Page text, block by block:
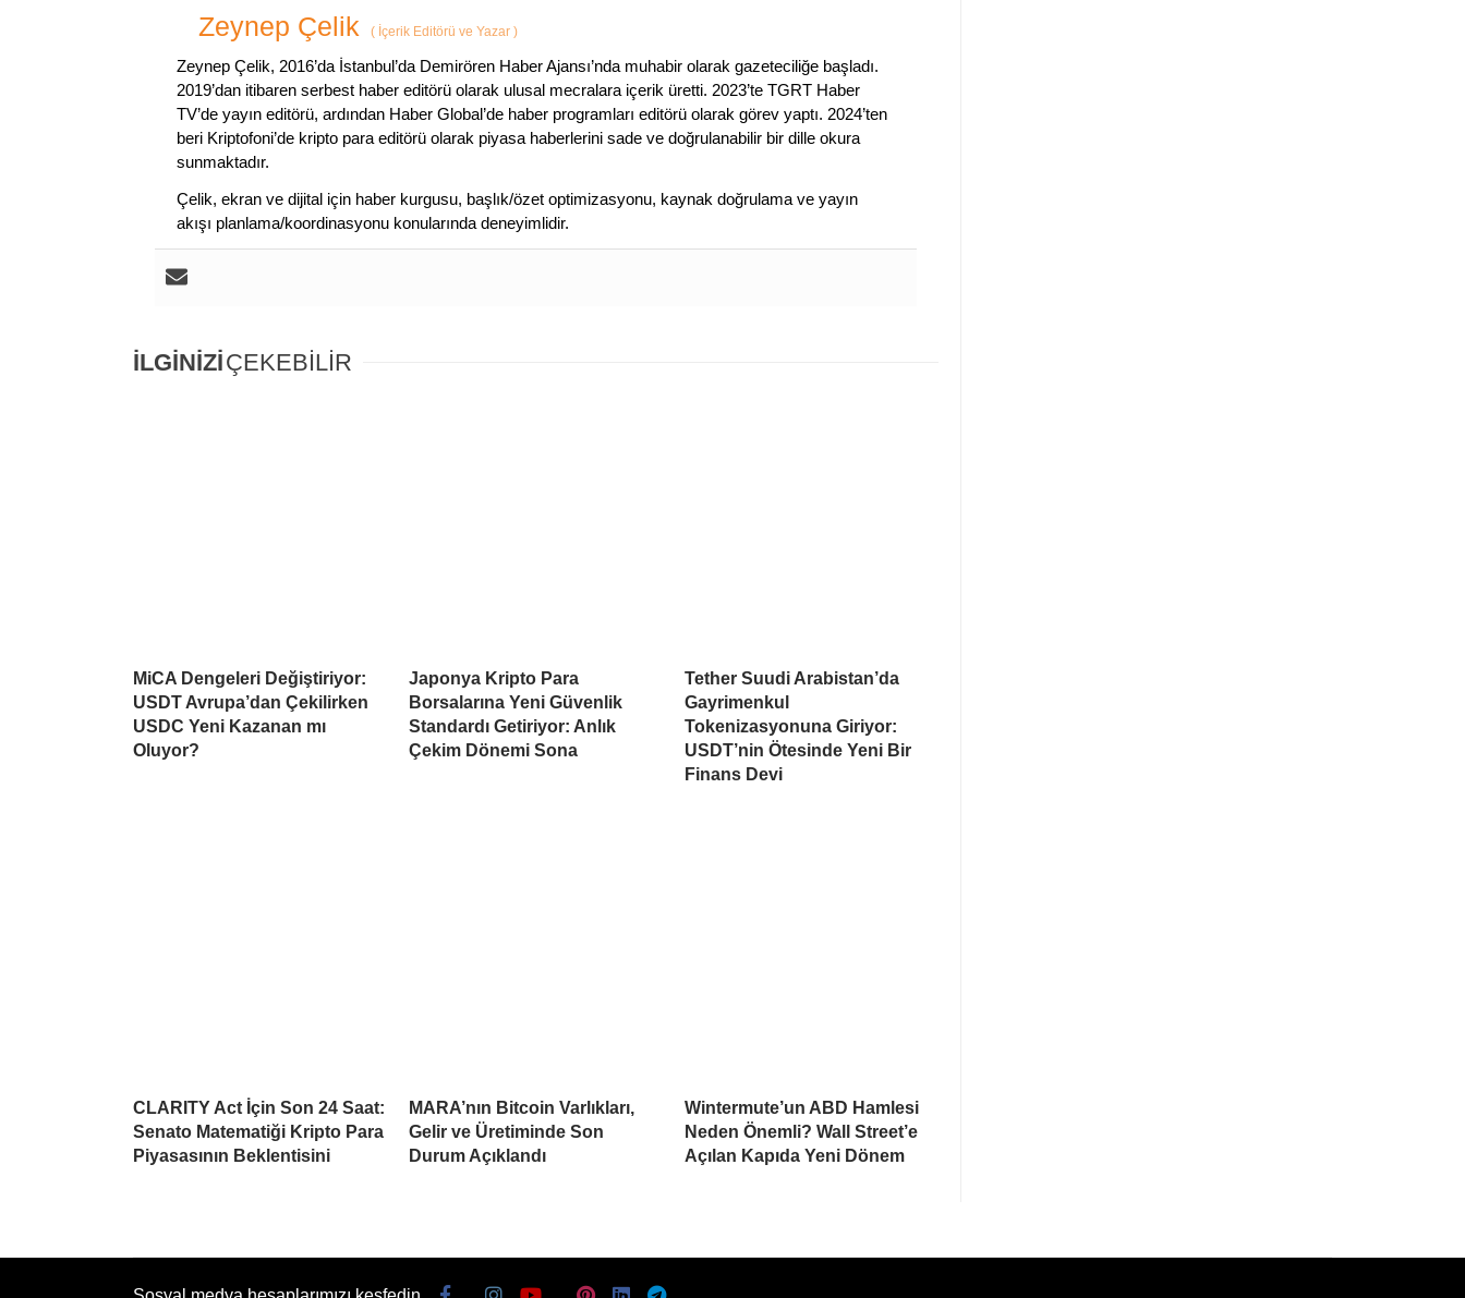
Zeynep Çelik ( İçerik Editörü ve Yazar )
Zeynep Çelik, 2016’da İstanbul’da Demirören Haber Ajansı’nda muhabir olarak gazeteciliğe başladı.
2019’dan itibaren serbest haber editörü olarak ulusal mecralara içerik üretti. 2023’te TGRT Haber
TV’de yayın editörü, ardından Haber Global’de haber programları editörü olarak görev yaptı. 2024’ten
beri Kriptofoni’de kripto para editörü olarak piyasa haberlerini sade ve doğrulanabilir bir dille okura
sunmaktadır.
Çelik, ekran ve dijital için haber kurgusu, başlık/özet optimizasyonu, kaynak doğrulama ve yayın
akışı planlama/koordinasyonu konularında deneyimlidir.
İLGİNİZİÇEKEBİLİR
MiCA Dengeleri Değiştiriyor:
USDT Avrupa’dan Çekilirken
USDC Yeni Kazanan mı
Oluyor?
Japonya Kripto Para
Borsalarına Yeni Güvenlik
Standardı Getiriyor: Anlık
Çekim Dönemi Sona
Tether Suudi Arabistan’da
Gayrimenkul
Tokenizasyonuna Giriyor:
USDT’nin Ötesinde Yeni Bir
Finans Devi
CLARITY Act İçin Son 24 Saat:
Senato Matematiği Kripto Para
Piyasasının Beklentisini
MARA’nın Bitcoin Varlıkları,
Gelir ve Üretiminde Son
Durum Açıklandı
Wintermute’un ABD Hamlesi
Neden Önemli? Wall Street’e
Açılan Kapıda Yeni Dönem